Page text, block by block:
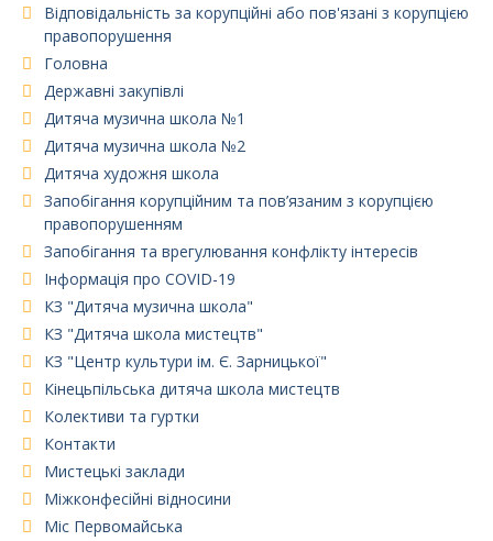
Відповідальність за корупційні або пов'язані з корупцією
правопорушення
Головна
Державні закупівлі
Дитяча музична школа №1
Дитяча музична школа №2
Дитяча художня школа
Запобігання корупційним та пов’язаним з корупцією
правопорушенням
Запобігання та врегулювання конфлікту інтересів
Інформація про COVID-19
КЗ "Дитяча музична школа"
КЗ "Дитяча школа мистецтв"
КЗ "Центр культури ім. Є. Зарницької"
Кінецьпільська дитяча школа мистецтв
Колективи та гуртки
Контакти
Мистецькі заклади
Міжконфесійні відносини
Міс Первомайська